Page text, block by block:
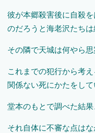
彼が本郷殺害後に自殺
のだろうと海老沢たちは
その隣で天城は何やら思
これまでの犯行から考
関係ない死にかたをし
堂本のもとで調べた結果
それ自体に不審な点は